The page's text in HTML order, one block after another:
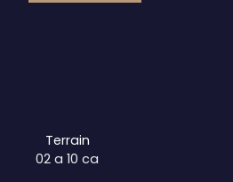
Terrain
02 a 10 ca